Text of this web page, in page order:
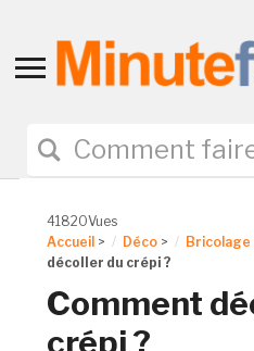
Toggle
navigation
41820Vues
Accueil > Déco >
décoller du crépi ?
Comment
crépi ?